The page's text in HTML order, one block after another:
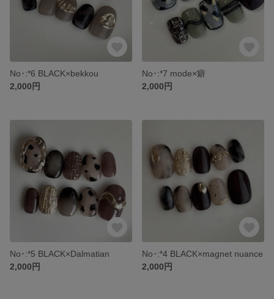
No･:*6 BLACK×bekkou
2,000円
No･:*7 mode×癖
2,000円
No･:*5 BLACK×Dalmatian
2,000円
No･:*4 BLACK×magnet nuance
2,000円